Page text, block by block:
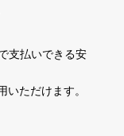
支払いできる安
ただけます。